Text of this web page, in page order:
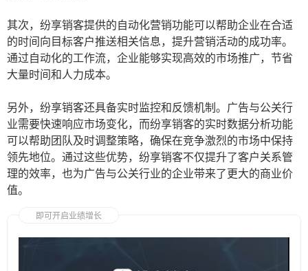
其次，纷享销客提供的自动化营销功能可以帮助企业在合适
的时间向目标客户推送相关信息，提升营销活动的成功率。
通过自动化的工作流，企业能够实现高效的市场推广，节省
大量时间和人力成本。
另外，纷享销客还具备实时监控和反馈机制。广告与公关行
业需要快速响应市场变化，而纷享销客的实时数据分析功能
可以帮助团队及时调整策略，确保在竞争激烈的市场中保持
领先地位。通过这些优势，纷享销客不仅提升了客户关系管
理的效率，也为广告与公关行业的企业带来了更大的商业价
值。
即可开启业绩增长